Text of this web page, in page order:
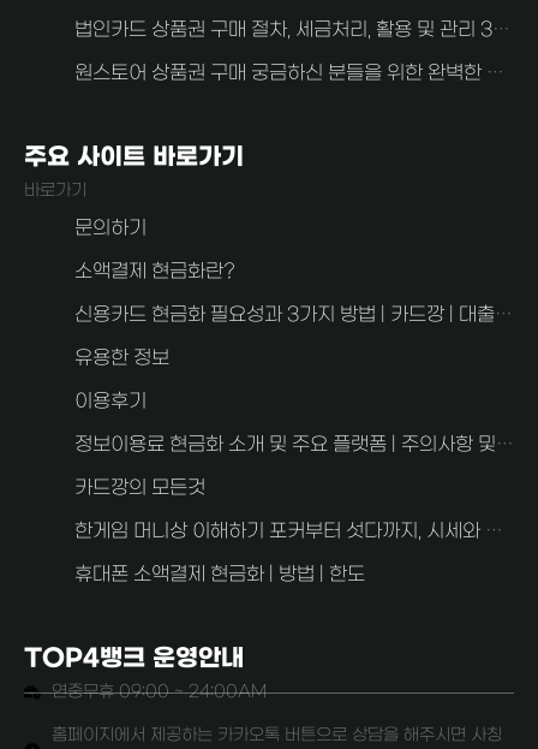
법인카드 상품권 구매 절차, 세금처리, 활용 및 관리 3가지 중요한 사항 안내
원스토어 상품권 구매 궁금하신 분들을 위한 완벽한 가이드
주요 사이트 바로가기
바로가기
문의하기
소액결제 현금화란?
신용카드 현금화 필요성과 3가지 방법 | 카드깡 | 대출과 차이점
유용한 정보
이용후기
정보이용료 현금화 소개 및 주요 플랫폼 | 주의사항 및 FAQ 2가지
카드깡의 모든것
한게임 머니상 이해하기 포커부터 섯다까지, 시세와 사기 예방 안내
휴대폰 소액결제 현금화 | 방법 | 한도
TOP4뱅크 운영안내
연중무휴 09:00 ~ 24:00AM
홈페이지에서 제공하는 카카오톡 버튼으로 상담을 해주시면 사칭